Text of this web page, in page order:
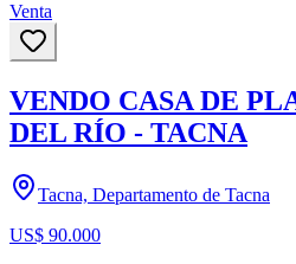
Venta
VENDO CASA DE
DEL RÍO - TACNA
Tacna, Departamento de Tacna
US$ 90.000